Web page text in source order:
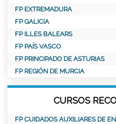
FP EXTREMADURA
FP GALICIA
FP ILLES BALEARS
FP PAÍS VASCO
FP PRINCIPADO DE ASTURIAS
FP REGIÓN DE MURCIA
CURSOS
FP CUIDADOS AUXILIARES DE